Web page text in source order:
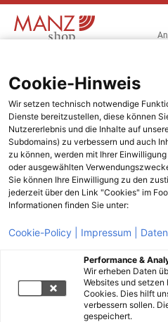
Cookie-Hinweis
Wir setzen technisch notwendige
Dienste bereitzustellen, diese können
Nutzererlebnis und die Inhalte auf
Subdomains) zu verbessern und auch
zu können, werden mit Ihrer
oder ausgewählten
Sie können Ihre Einwilligung zu den
jederzeit über den Link "Cookies" im
Informationen finden Sie unter:
Cookie-Policy | Impressum |
Performance &
Wir erheben Daten
Websites und
Cookies. Dies hilft
verbessern sollen.
gespeichert.